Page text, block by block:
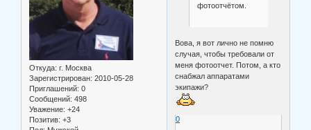
Откуда: г. Москва
Зарегистрирован: 2010-05-28
Приглашений: 0
Сообщений: 498
Уважение: +24
Позитив: +3
фотоотчётом.
Вова, я вот лично не помню
случая, чтобы требовали от
меня фотоотчет. Потом, а кто
снабжал аппаратами
экипажи?
0